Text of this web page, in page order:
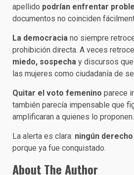
apellido podrían enfrentar
documentos no coinciden
La democracia no siempre
prohibición directa. A veces
miedo, sospecha y discursos
las mujeres como ciudadanía de
Quitar el voto femenino parece
también parecía impensable que
amplificaran a quienes lo proponen.
La alerta es clara: ningún
porque ya fue conquistado.
About The Author